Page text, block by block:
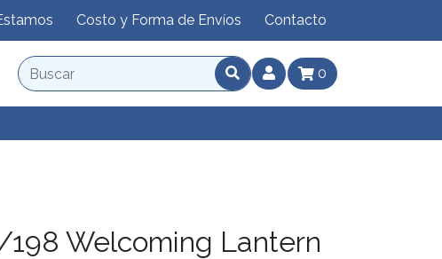
Costo y Forma de Envíos Contacto
0
198 Welcoming Lantern